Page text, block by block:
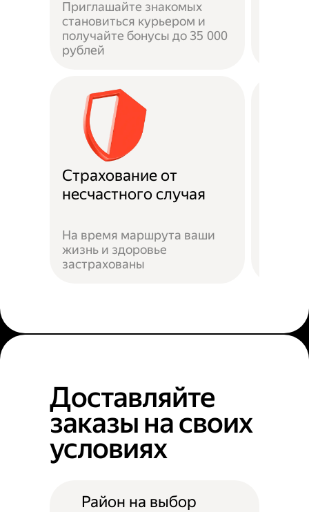
Приглашайте знакомых
становиться курьером и
получайте бонусы до 35 000
рублей
Страхование от
несчастного случая
На время маршрута ваши
жизнь и здоровье
застрахованы
Доставляйте
заказы на своих
условиях
Район на выбор